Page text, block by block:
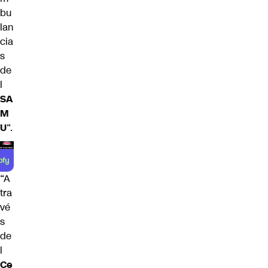
bu
lan
cia
s
de
l
SA
M
U“.
“A
tra
vé
s
de
l
Ce